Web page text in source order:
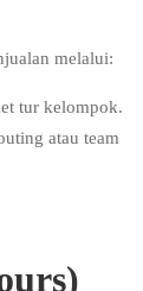
melalui:
tur kelompok.
atau team